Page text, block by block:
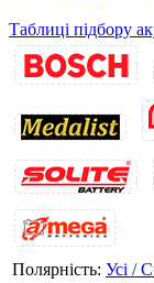
Таблиці підбору
Полярність: Усі /